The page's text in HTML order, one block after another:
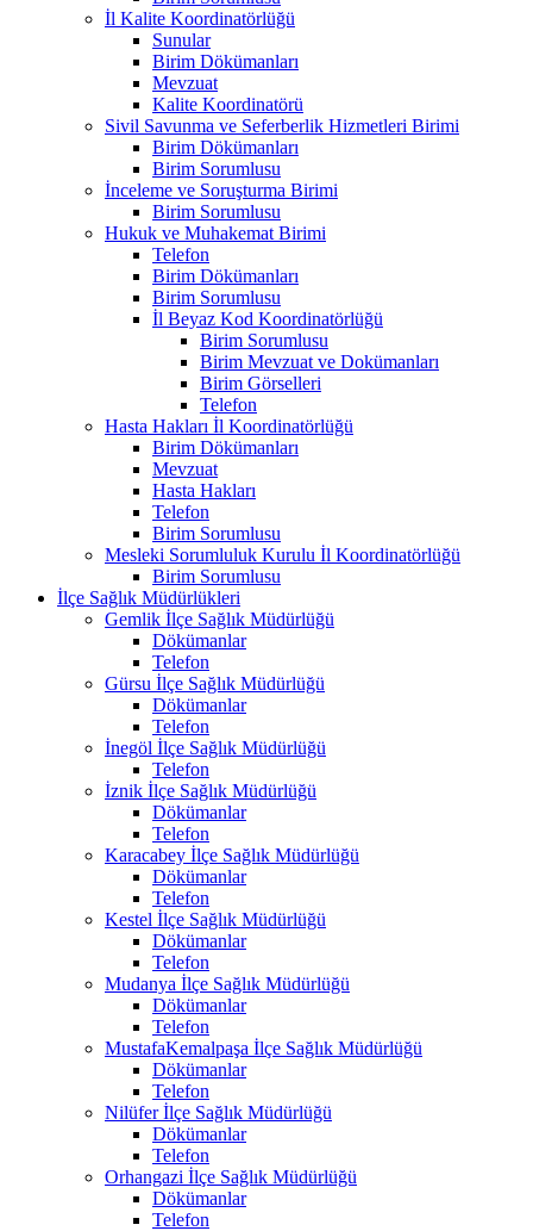
İl Kalite Koordinatörlüğü
Sunular
Birim Dökümanları
Mevzuat
Kalite Koordinatörü
Sivil Savunma ve Seferberlik Hizmetleri Birimi
Birim Dökümanları
Birim Sorumlusu
İnceleme ve Soruşturma Birimi
Birim Sorumlusu
Hukuk ve Muhakemat Birimi
Telefon
Birim Dökümanları
Birim Sorumlusu
İl Beyaz Kod Koordinatörlüğü
Birim Sorumlusu
Birim Mevzuat ve Dokümanları
Birim Görselleri
Telefon
Hasta Hakları İl Koordinatörlüğü
Birim Dökümanları
Mevzuat
Hasta Hakları
Telefon
Birim Sorumlusu
Mesleki Sorumluluk Kurulu İl Koordinatörlüğü
Birim Sorumlusu
İlçe Sağlık Müdürlükleri
Gemlik İlçe Sağlık Müdürlüğü
Dökümanlar
Telefon
Gürsu İlçe Sağlık Müdürlüğü
Dökümanlar
Telefon
İnegöl İlçe Sağlık Müdürlüğü
Telefon
İznik İlçe Sağlık Müdürlüğü
Dökümanlar
Telefon
Karacabey İlçe Sağlık Müdürlüğü
Dökümanlar
Telefon
Kestel İlçe Sağlık Müdürlüğü
Dökümanlar
Telefon
Mudanya İlçe Sağlık Müdürlüğü
Dökümanlar
Telefon
MustafaKemalpaşa İlçe Sağlık Müdürlüğü
Dökümanlar
Telefon
Nilüfer İlçe Sağlık Müdürlüğü
Dökümanlar
Telefon
Orhangazi İlçe Sağlık Müdürlüğü
Dökümanlar
Telefon